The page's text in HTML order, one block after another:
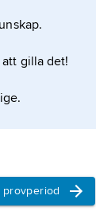
gilla det!
provperiod